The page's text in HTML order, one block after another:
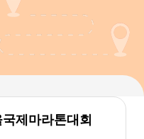
제마라톤대회